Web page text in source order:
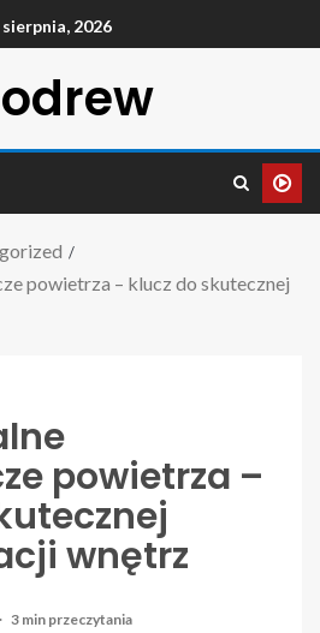
sierpnia, 2026
powietrza – klucz do skutecznej
powietrza –
wnętrz
3 min przeczytania